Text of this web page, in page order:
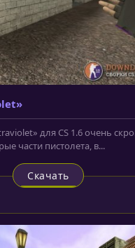
для CS 1.6 очень
части пистолета, в...
Скачать